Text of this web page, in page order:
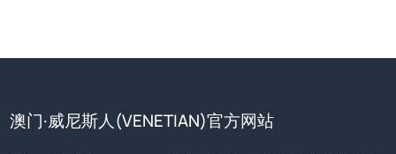
澳门·威尼斯人(VENETIAN)官方网站